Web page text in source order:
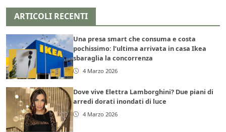
ARTICOLI RECENTI
Una presa smart che consuma e costa
pochissimo: l’ultima arrivata in casa Ikea
sbaraglia la concorrenza
4 Marzo 2026
Dove vive Elettra Lamborghini? Due piani di
arredi dorati inondati di luce
4 Marzo 2026